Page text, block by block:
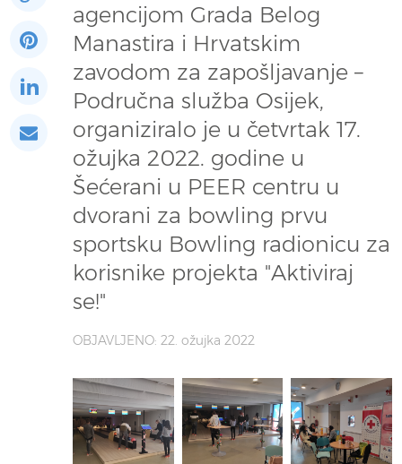
agencijom Grada Belog
Manastira i Hrvatskim
zavodom za zapošljavanje –
Područna služba Osijek,
organiziralo je u četvrtak 17.
ožujka 2022. godine u
Šećerani u PEER centru u
dvorani za bowling prvu
sportsku Bowling radionicu za
korisnike projekta "Aktiviraj
se!"
OBJAVLJENO: 22. ožujka 2022